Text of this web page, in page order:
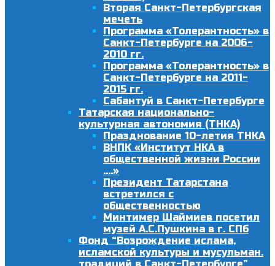
Вторая Санкт-Петербургская
мечеть
Программа «Толерантность» в
Санкт-Петербурге на 2006-
2010 гг.
Программа «Толерантность» в
Санкт-Петербурге на 2011-
2015 гг.
Сабантуй в Санкт-Петербурге
Татарская национально-
культурная автономия (ТНКА)
Празднование 10-летия ТНКА
ВНПК «Институт НКА в
общественной жизни России
….»
Президент Татарстана
встретился с
общественностью
Минтимер Шаймиев посетил
музей А.С.Пушкина в г. СПб
Фонд “Возрождение ислама,
исламской культуры и мусульман.